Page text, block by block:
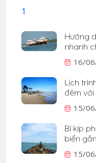
Hướng
nhanh
16/
Lịch
đêm
15/
Bí kíp
biển
15/